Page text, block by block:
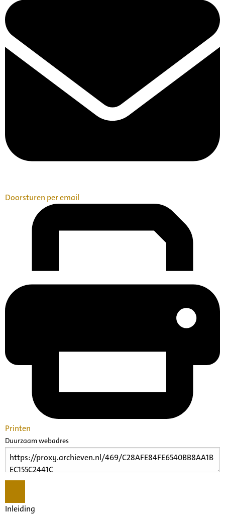
Doorsturen per email
Printen
Duurzaam webadres
Inleiding